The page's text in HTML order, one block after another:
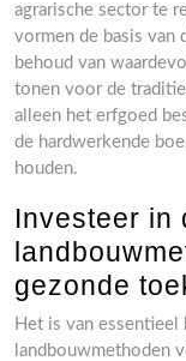
agrarische sector te
vormen de basis van
behoud van
tonen voor de
alleen het erfgoed
de hardwerkende
houden.
Investeer in
gezonde
Het is van
landbouwmethoden